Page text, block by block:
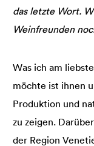
das letzte Wort.
Weinfreunden
Was ich am
möchte ist ihnen
Produktion und
zu zeigen.
der Region